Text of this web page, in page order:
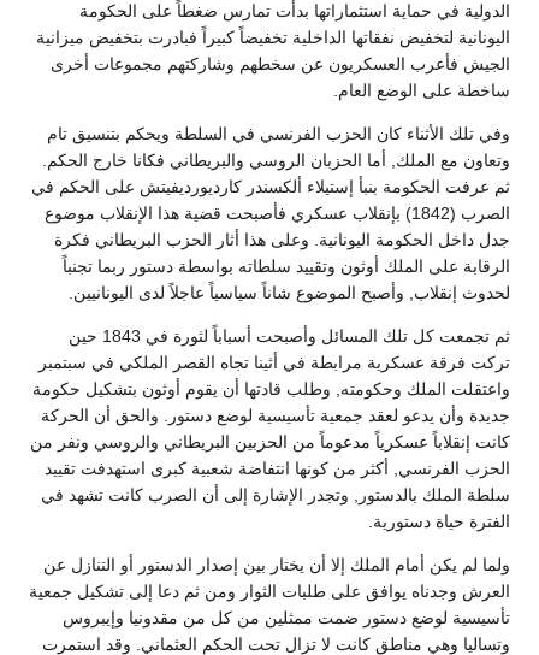
الدولية في حماية استثماراتها بدأت تمارس ضغطاً على الحكومة
اليونانية لتخفيض نفقاتها الداخلية تخفيضاً كبيراً فبادرت بتخفيض ميزانية
الجيش فأعرب العسكريون عن سخطهم وشاركتهم مجموعات أخرى
ساخطة على الوضع العام.
وفي تلك الأثناء كان الحزب الفرنسي في السلطة ويحكم بتنسيق تام
وتعاون مع الملك, أما الحزبان الروسي والبريطاني فكانا خارج الحكم.
ثم عرفت الحكومة بنبأ إستيلاء ألكسندر كارديورديفيتش على الحكم في
الصرب (1842) بإنقلاب عسكري فأصبحت قضية هذا الإنقلاب موضوع
جدل داخل الحكومة اليونانية. وعلى هذا أثار الحزب البريطاني فكرة
الرقابة على الملك أوثون وتقييد سلطاته بواسطة دستور ربما تجنباً
لحدوث إنقلاب, وأصبح الموضوع شاناً سياسياً عاجلاً لدى اليونانيين.
ثم تجمعت كل تلك المسائل وأصبحت أسباباً لثورة في 1843 حين
تركت فرقة عسكرية مرابطة في أثينا تجاه القصر الملكي في سبتمبر
واعتقلت الملك وحكومته, وطلب قادتها أن يقوم أوثون بتشكيل حكومة
جديدة وأن يدعو لعقد جمعية تأسيسية لوضع دستور. والحق أن الحركة
كانت إنقلاباً عسكرياً مدعوماً من الحزبين البريطاني والروسي ونفر من
الحزب الفرنسي, أكثر من كونها انتفاضة شعبية كبرى استهدفت تقييد
سلطة الملك بالدستور, وتجدر الإشارة إلى أن الصرب كانت تشهد في
الفترة حياة دستورية.
ولما لم يكن أمام الملك إلا أن يختار بين إصدار الدستور أو التنازل عن
العرش وجدناه يوافق على طلبات الثوار ومن ثم دعا إلى تشكيل جمعية
تأسيسية لوضع دستور ضمت ممثلين من كل من مقدونيا وإيبروس
وتساليا وهي مناطق كانت لا تزال تحت الحكم العثماني. وقد استمرت